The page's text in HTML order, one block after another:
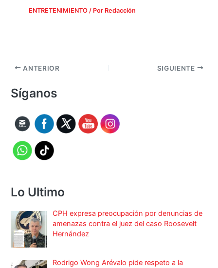
ENTRETENIMIENTO/ Por Redacción
ANTERIOR SIGUIENTE
Síganos
Lo Ultimo
CPH expresa preocupación por denuncias de
amenazas contra el juez del caso Roosevelt
Hernández
Rodrigo Wong Arévalo pide respeto a la